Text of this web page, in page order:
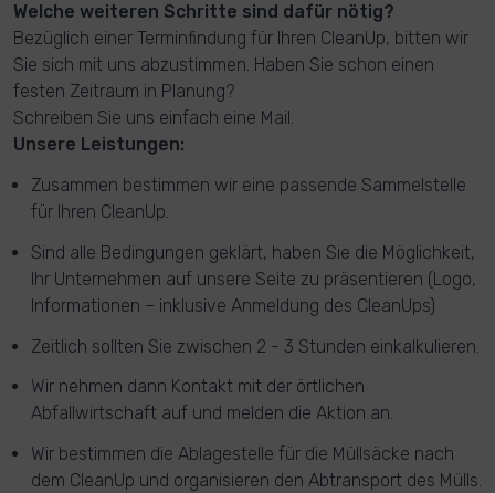
Welche weiteren Schritte sind dafür nötig?
Bezüglich einer Terminfindung für Ihren CleanUp, bitten wir
Sie sich mit uns abzustimmen. Haben Sie schon einen
festen Zeitraum in Planung?
Schreiben Sie uns einfach eine Mail.
Unsere Leistungen:
Zusammen bestimmen wir eine passende Sammelstelle
für Ihren CleanUp.
Sind alle Bedingungen geklärt, haben Sie die Möglichkeit,
Ihr Unternehmen auf unsere Seite zu präsentieren (Logo,
Informationen – inklusive Anmeldung des CleanUps)
Zeitlich sollten Sie zwischen 2 - 3 Stunden einkalkulieren.
Wir nehmen dann Kontakt mit der örtlichen
Abfallwirtschaft auf und melden die Aktion an.
Wir bestimmen die Ablagestelle für die Müllsäcke nach
dem CleanUp und organisieren den Abtransport des Mülls.